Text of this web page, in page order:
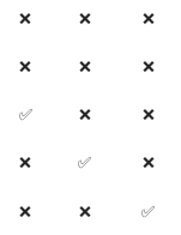
❌ ❌ ❌
❌ ❌ ❌
✅ ❌ ❌
❌ ✅ ❌
❌ ❌ ✅